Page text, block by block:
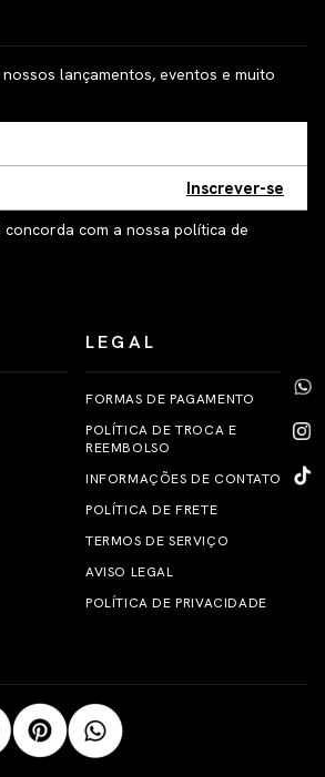
lançamentos, eventos e muito
Inscrever-se
com a nossa política de
LEGAL
FORMAS DE PAGAMENTO
POLÍTICA DE TROCA E
REEMBOLSO
INFORMAÇÕES DE CONTATO
POLÍTICA DE FRETE
TERMOS DE SERVIÇO
AVISO LEGAL
POLÍTICA DE PRIVACIDADE